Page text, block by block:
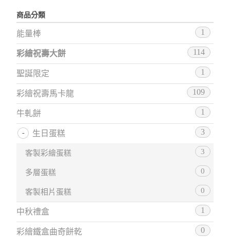
商品分類
能量棒 1
彩繪祝壽大餅 114
聖誕限定 1
彩繪祝壽馬卡龍 109
牛軋餅 1
生日蛋糕 3
客製彩繪蛋糕 3
多層蛋糕 0
客製相片蛋糕 0
中秋禮盒 1
彩繪鐵盒曲奇餅乾 0